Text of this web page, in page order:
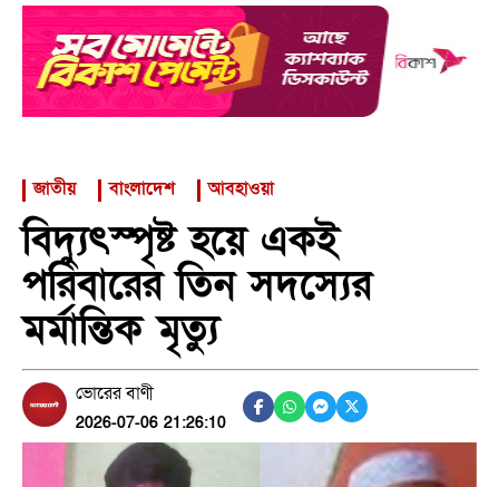
জাতীয় বাংলাদেশ আবহাওয়া
বিদ্যুৎস্পৃষ্ট হয়ে একই
পরিবারের তিন সদস্যের
মর্মান্তিক মৃত্যু
ভোরের বাণী
2026-07-06 21:26:10